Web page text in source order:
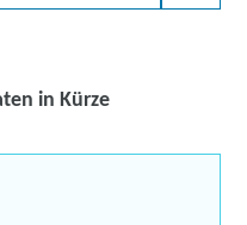
in Kürze